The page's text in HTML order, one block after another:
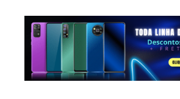
Pular para o conteúdo